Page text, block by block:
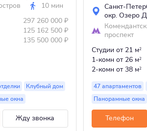
10 мин
297 260 000 ₽
125 162 500 ₽
135 500 000 ₽
Клубный дом
окна
Жду звонка
Санкт-
окр. Озеро
проспект
Студии от 21 м2
1-комн от 26 м2
2-комн от 38 м2
47 апартаментов
Панорамные окна
Телефон